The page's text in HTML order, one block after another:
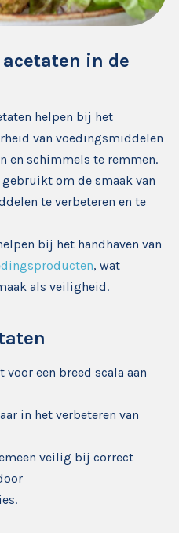
in de
helpen bij het
van voedingsmiddelen
en schimmels te remmen.
gebruikt om de smaak van
te verbeteren en te
bij het handhaven van
, wat
als veiligheid.
voor een breed scala aan
in het verbeteren van
veilig bij correct